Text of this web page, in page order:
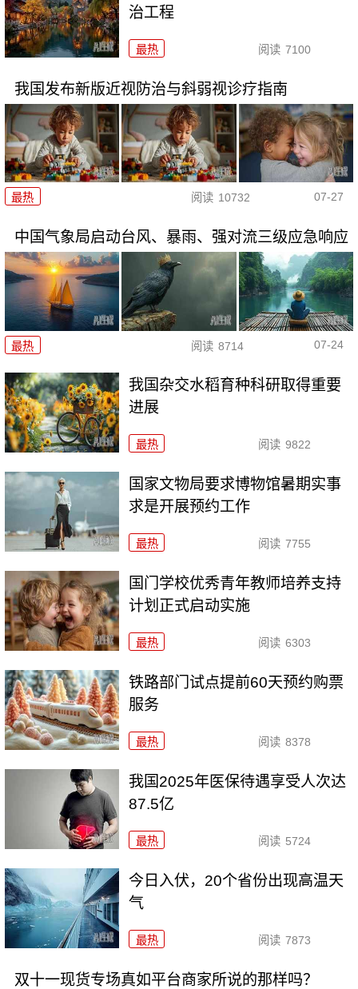
治工程
最热 阅读 7100
我国发布新版近视防治与斜弱视诊疗指南
最热 阅读 10732 07-27
中国气象局启动台风、暴雨、强对流三级应急响应
最热 阅读 8714 07-24
我国杂交水稻育种科研取得重要
进展
最热 阅读 9822
国家文物局要求博物馆暑期实事
求是开展预约工作
最热 阅读 7755
国门学校优秀青年教师培养支持
计划正式启动实施
最热 阅读 6303
铁路部门试点提前60天预约购票
服务
最热 阅读 8378
我国2025年医保待遇享受人次达
87.5亿
最热 阅读 5724
今日入伏，20个省份出现高温天
气
最热 阅读 7873
双十一现货专场真如平台商家所说的那样吗？